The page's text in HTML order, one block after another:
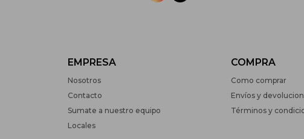
EMPRESA
Nosotros
Contacto
Sumate a nuestro equipo
Locales
COMPRA
Como comprar
Envíos y
Términos y